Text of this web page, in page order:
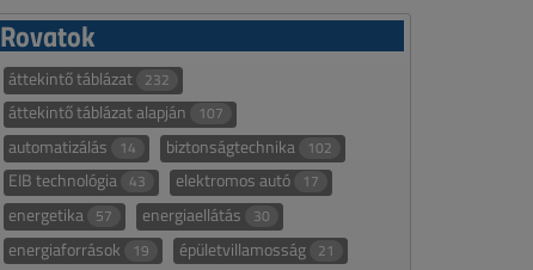
Rovatok
áttekintő táblázat 232
áttekintő táblázat alapján 107
automatizálás 14 biztonságtechnika 102
EIB technológia 43 elektromos autó 17
energetika 57 energiaellátás 30
energiaforrások 19 épületvillamosság 21